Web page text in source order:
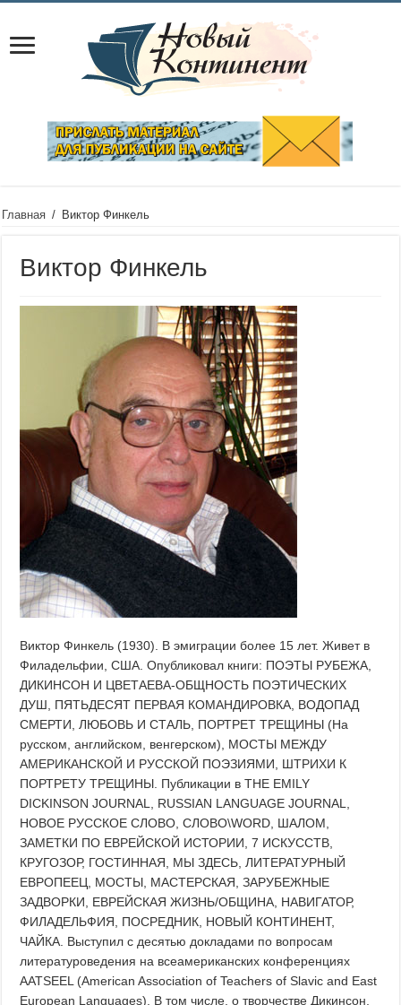
Главная / Виктор Финкель
Виктор Финкель
Виктор Финкель (1930). В эмиграции более 15 лет. Живет в
Филадельфии, США. Опубликовал книги: ПОЭТЫ РУБЕЖА,
ДИКИНСОН И ЦВЕТАЕВА-ОБЩНОСТЬ ПОЭТИЧЕСКИХ
ДУШ, ПЯТЬДЕСЯТ ПЕРВАЯ КОМАНДИРОВКА, ВОДОПАД
СМЕРТИ, ЛЮБОВЬ И СТАЛЬ, ПОРТРЕТ ТРЕЩИНЫ (На
русском, английском, венгерском), МОСТЫ МЕЖДУ
АМЕРИКАНСКОЙ И РУССКОЙ ПОЭЗИЯМИ, ШТРИХИ К
ПОРТРЕТУ ТРЕЩИНЫ. Публикации в THE EMILY
DICKINSON JOURNAL, RUSSIAN LANGUAGE JOURNAL,
НОВОЕ РУССКОЕ СЛОВО, СЛОВО\WORD, ШАЛОМ,
ЗАМЕТКИ ПО ЕВРЕЙСКОЙ ИСТОРИИ, 7 ИСКУССТВ,
КРУГОЗОР, ГОСТИННАЯ, МЫ ЗДЕСЬ, ЛИТЕРАТУРНЫЙ
ЕВРОПЕЕЦ, МОСТЫ, МАСТЕРСКАЯ, ЗАРУБЕЖНЫЕ
ЗАДВОРКИ, ЕВРЕЙСКАЯ ЖИЗНЬ/ОБЩИНА, НАВИГАТОР,
ФИЛАДЕЛЬФИЯ, ПОСРЕДНИК, НОВЫЙ КОНТИНЕНТ,
ЧАЙКА. Выступил с десятью докладами по вопросам
литературоведения на всеамериканских конференциях
AATSEEL (American Association of Teachers of Slavic and East
European Languages). В том числе, о творчестве Дикинсон,